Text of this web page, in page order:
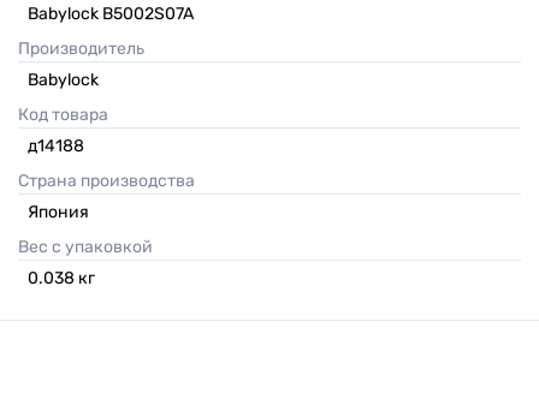
Babylock B5002S07A
Производитель
Babylock
Код товара
д14188
Страна производства
Япония
Вес с упаковкой
0.038 кг